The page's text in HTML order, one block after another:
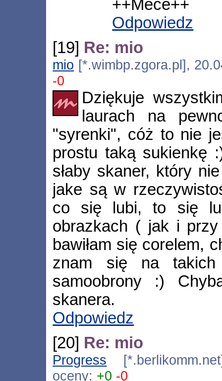
++Mece++
Odpowiedz
[19] Re: mio
mio [*.wimbp.zgora.pl],
-0
Dziękuje
laurach na
"syrenki", cóż to nie
prostu taką sukienkę
słaby skaner, który
jake są w
co się lubi, to się
obrazkach ( jak i przy
bawiłam się corelem,
znam się na takich
samoobrony :)
skanera.
Odpowiedz
[20] Re: mio
Progress
oceny: +0 -0